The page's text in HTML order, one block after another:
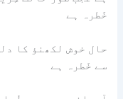
خَطرہ ہے
حال خوش لکھنؤ
سے خَطرہ ہے